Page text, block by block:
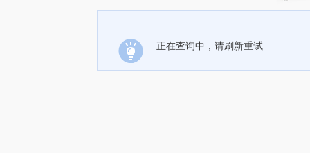
正在查询中，请刷新重试